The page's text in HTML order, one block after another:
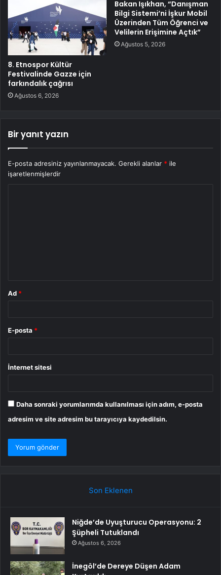
8. Etnospor Kültür
Festivalinde Gazze için
farkındalık çağrısı
Ağustos 6, 2026
Bakan Işıkhan, “Danışman
Bilgi Sistemi’ni İşkur Mobil
Üzerinden Tüm Öğrenci ve
Velilerin Erişimine Açtık”
Ağustos 5, 2026
Bir yanıt yazın
E-posta adresiniz yayınlanmayacak. Gerekli alanlar * ile
işaretlenmişlerdir
Ad *
E-posta *
İnternet sitesi
Daha sonraki yorumlarımda kullanılması için adım, e-posta
adresim ve site adresim bu tarayıcıya kaydedilsin.
Son Eklenen
Niğde’de Uyuşturucu Operasyonu: 2
Şüpheli Tutuklandı
Ağustos 6, 2026
İnegöl’de Dereye Düşen Adam